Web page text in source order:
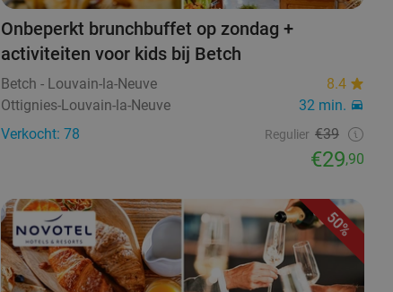
Onbeperkt brunchbuffet op zondag +
activiteiten voor kids bij Betch
Betch - Louvain-la-Neuve
8.4
Ottignies-Louvain-la-Neuve
32 min.
Verkocht: 78
Regulier €39
€29,90
50%